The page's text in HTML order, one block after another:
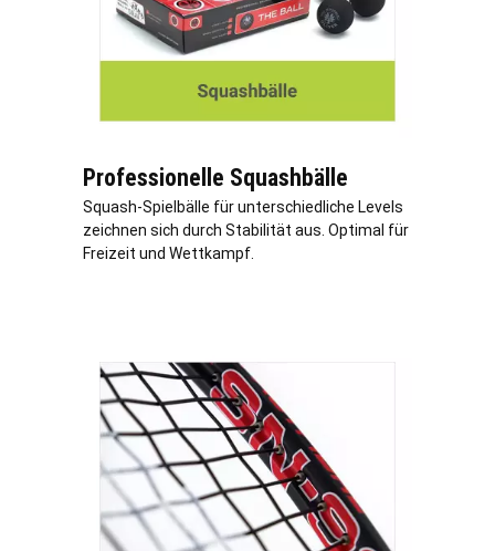
Professionelle Squashbälle
Squash-Spielbälle für unterschiedliche Levels
zeichnen sich durch Stabilität aus. Optimal für
Freizeit und Wettkampf.